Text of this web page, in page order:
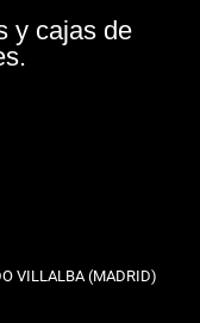
y cajas de
VILLALBA (MADRID)